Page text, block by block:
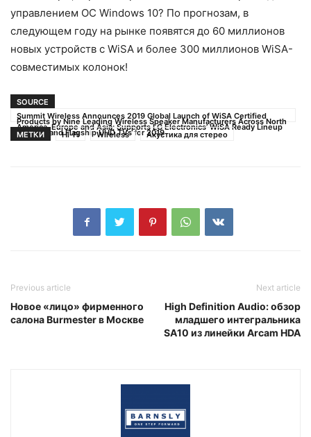
управлением ОС Windows 10? По прогнозам, в
следующем году на рынке появятся до 60 миллионов
новых устройств с WiSA и более 300 миллионов WiSA-
совместимых колонок!
SOURCE
Summit Wireless Announces 2019 Global Launch of WiSA Certified
Products by Nine Leading Wireless Speaker Manufacturers Across North
America, Europe and Asia; Supports LG Electronics’ WiSA Ready Lineup
of OLED and Flagship UHD TVs for 2019
МЕТКИ Hi-Fi Wireless Акустика для стерео
Previous article
Новое «лицо» фирменного
салона Burmester в Москве
Next article
High Definition Audio: обзор
младшего интегральника
SA10 из линейки Arcam HDA